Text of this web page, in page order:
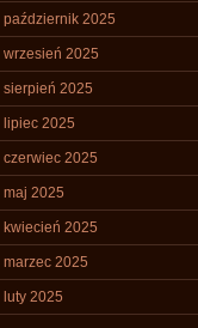
październik 2025
wrzesień 2025
sierpień 2025
lipiec 2025
czerwiec 2025
maj 2025
kwiecień 2025
marzec 2025
luty 2025